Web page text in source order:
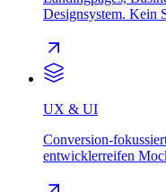
Designsystem. Kein
UX & UI
Conversion-
entwicklerreifen